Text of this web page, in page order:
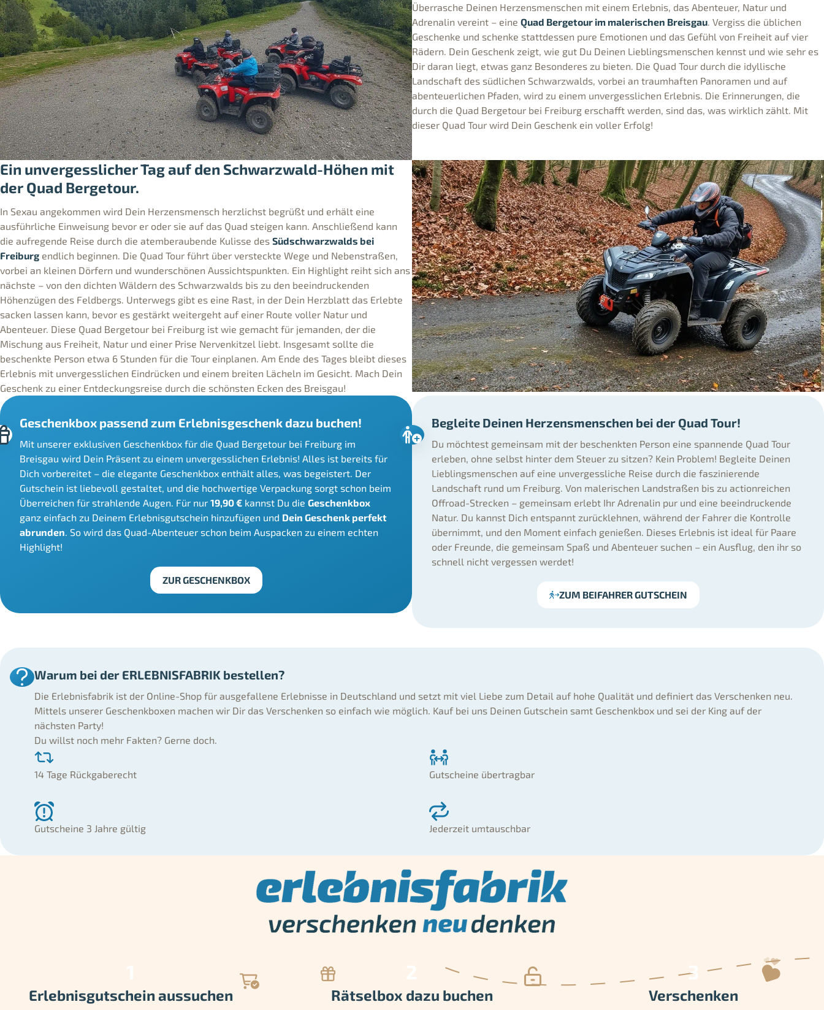
Überrasche Deinen Herzensmenschen mit einem Erlebnis, das Abenteuer, Natur und
Adrenalin vereint – eine Quad Bergetour im malerischen Breisgau . Vergiss die üblichen
Geschenke und schenke stattdessen pure Emotionen und das Gefühl von Freiheit auf vier
Rädern. Dein Geschenk zeigt, wie gut Du Deinen Lieblingsmenschen kennst und wie sehr es
Dir daran liegt, etwas ganz Besonderes zu bieten. Die Quad Tour durch die idyllische
Landschaft des südlichen Schwarzwalds, vorbei an traumhaften Panoramen und auf
abenteuerlichen Pfaden, wird zu einem unvergesslichen Erlebnis. Die Erinnerungen, die
durch die Quad Bergetour bei Freiburg erschafft werden, sind das, was wirklich zählt. Mit
dieser Quad Tour wird Dein Geschenk ein voller Erfolg!
Ein unvergesslicher Tag auf den Schwarzwald-Höhen mit
der Quad Bergetour.
In Sexau angekommen wird Dein Herzensmensch herzlichst begrüßt und erhält eine
ausführliche Einweisung bevor er oder sie auf das Quad steigen kann. Anschließend kann
die aufregende Reise durch die atemberaubende Kulisse des Südschwarzwalds bei
Freiburg endlich beginnen. Die Quad Tour führt über versteckte Wege und Nebenstraßen,
vorbei an kleinen Dörfern und wunderschönen Aussichtspunkten. Ein Highlight reiht sich ans
nächste – von den dichten Wäldern des Schwarzwalds bis zu den beeindruckenden
Höhenzügen des Feldbergs. Unterwegs gibt es eine Rast, in der Dein Herzblatt das Erlebte
sacken lassen kann, bevor es gestärkt weitergeht auf einer Route voller Natur und
Abenteuer. Diese Quad Bergetour bei Freiburg ist wie gemacht für jemanden, der die
Mischung aus Freiheit, Natur und einer Prise Nervenkitzel liebt. Insgesamt sollte die
beschenkte Person etwa 6 Stunden für die Tour einplanen. Am Ende des Tages bleibt dieses
Erlebnis mit unvergesslichen Eindrücken und einem breiten Lächeln im Gesicht. Mach Dein
Geschenk zu einer Entdeckungsreise durch die schönsten Ecken des Breisgau!
Geschenkbox passend zum Erlebnisgeschenk dazu buchen!
Mit unserer exklusiven Geschenkbox für die Quad Bergetour bei Freiburg im
Breisgau wird Dein Präsent zu einem unvergesslichen Erlebnis! Alles ist bereits für
Dich vorbereitet – die elegante Geschenkbox enthält alles, was begeistert. Der
Gutschein ist liebevoll gestaltet, und die hochwertige Verpackung sorgt schon beim
Überreichen für strahlende Augen. Für nur 19,90 € kannst Du die Geschenkbox
ganz einfach zu Deinem Erlebnisgutschein hinzufügen und Dein Geschenk perfekt
abrunden . So wird das Quad-Abenteuer schon beim Auspacken zu einem echten
Highlight!
ZUR GESCHENKBOX
Begleite Deinen Herzensmenschen bei der Quad Tour!
Du möchtest gemeinsam mit der beschenkten Person eine spannende Quad Tour
erleben, ohne selbst hinter dem Steuer zu sitzen? Kein Problem! Begleite Deinen
Lieblingsmenschen auf eine unvergessliche Reise durch die faszinierende
Landschaft rund um Freiburg. Von malerischen Landstraßen bis zu actionreichen
Offroad-Strecken – gemeinsam erlebt Ihr Adrenalin pur und eine beeindruckende
Natur. Du kannst Dich entspannt zurücklehnen, während der Fahrer die Kontrolle
übernimmt, und den Moment einfach genießen. Dieses Erlebnis ist ideal für Paare
oder Freunde, die gemeinsam Spaß und Abenteuer suchen – ein Ausflug, den ihr so
schnell nicht vergessen werdet!
ZUM BEIFAHRER GUTSCHEIN
Warum bei der ERLEBNISFABRIK bestellen?
Die Erlebnisfabrik ist der Online-Shop für ausgefallene Erlebnisse in Deutschland und setzt mit viel Liebe zum Detail auf hohe Qualität und definiert das Verschenken neu.
Mittels unserer Geschenkboxen machen wir Dir das Verschenken so einfach wie möglich. Kauf bei uns Deinen Gutschein samt Geschenkbox und sei der King auf der
nächsten Party!
Du willst noch mehr Fakten? Gerne doch.
14 Tage Rückgaberecht Gutscheine übertragbar
Gutscheine 3 Jahre gültig Jederzeit umtauschbar
Erlebnisgutschein aussuchen Rätselbox dazu buchen Verschenken